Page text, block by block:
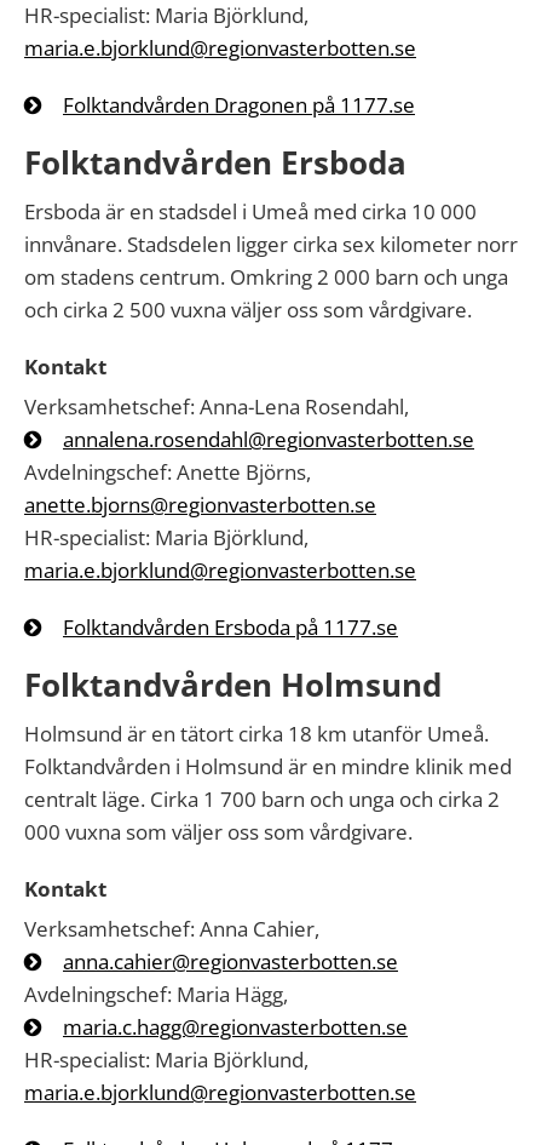
HR-specialist: Maria Björklund,
maria.e.bjorklund@regionvasterbotten.se
Folktandvården Dragonen på 1177.se
Folktandvården Ersboda
Ersboda är en stadsdel i Umeå med cirka 10 000
innvånare. Stadsdelen ligger cirka sex kilometer norr
om stadens centrum. Omkring 2 000 barn och unga
och cirka 2 500 vuxna väljer oss som vårdgivare.
Kontakt
Verksamhetschef: Anna-Lena Rosendahl,
annalena.rosendahl@regionvasterbotten.se
Avdelningschef: Anette Björns,
anette.bjorns@regionvasterbotten.se
HR-specialist: Maria Björklund,
maria.e.bjorklund@regionvasterbotten.se
Folktandvården Ersboda på 1177.se
Folktandvården Holmsund
Holmsund är en tätort cirka 18 km utanför Umeå.
Folktandvården i Holmsund är en mindre klinik med
centralt läge. Cirka 1 700 barn och unga och cirka 2
000 vuxna som väljer oss som vårdgivare.
Kontakt
Verksamhetschef: Anna Cahier,
anna.cahier@regionvasterbotten.se
Avdelningschef: Maria Hägg,
maria.c.hagg@regionvasterbotten.se
HR-specialist: Maria Björklund,
maria.e.bjorklund@regionvasterbotten.se